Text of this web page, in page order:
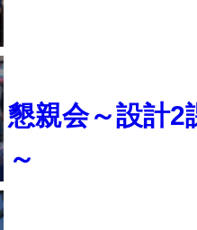
懇親会～設計2
～